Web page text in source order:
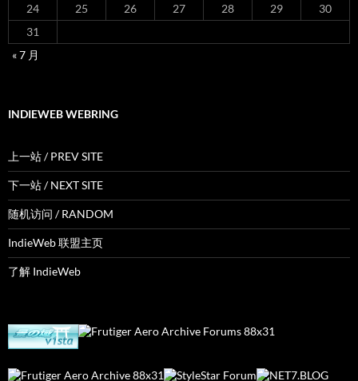
24
25 26 27 28 29
30
31
« 7 月
INDIEWEB WEBRING
上一站 / PREV SITE
下一站 / NEXT SITE
随机访问 / RANDOM
IndieWeb 联盟主页
了解 IndieWeb